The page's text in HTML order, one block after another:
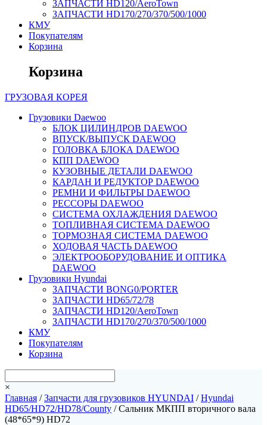
ЗАПЧАСТИ HD120/AeroTown
ЗАПЧАСТИ HD170/270/370/500/1000
КМУ
Покупателям
Корзина
Корзина
ГРУЗОВАЯ КОРЕЯ
Грузовики Daewoo
БЛОК ЦИЛИНДРОВ DAEWOO
ВПУСК/ВЫПУСК DAEWOO
ГОЛОВКА БЛОКА DAEWOO
КПП DAEWOO
КУЗОВНЫЕ ДЕТАЛИ DAEWOO
КАРДАН И РЕДУКТОР DAEWOO
РЕМНИ И ФИЛЬТРЫ DAEWOO
РЕССОРЫ DAEWOO
СИСТЕМА ОХЛАЖДЕНИЯ DAEWOO
ТОПЛИВНАЯ СИСТЕМА DAEWOO
ТОРМОЗНАЯ СИСТЕМА DAEWOO
ХОДОВАЯ ЧАСТЬ DAEWOO
ЭЛЕКТРООБОРУДОВАНИЕ И ОПТИКА
DAEWOO
Грузовики Hyundai
ЗАПЧАСТИ BONG0/PORTER
ЗАПЧАСТИ HD65/72/78
ЗАПЧАСТИ HD120/AeroTown
ЗАПЧАСТИ HD170/270/370/500/1000
КМУ
Покупателям
Корзина
×
Главная /Запчасти для грузовиков HYUNDAI /Hyundai
HD65/HD72/HD78/County / Сальник МКПП вторичного вала
(48*65*9) HD72